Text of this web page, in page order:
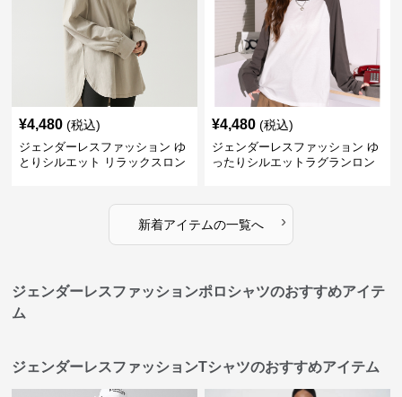
¥4,480 (税込)
ジェンダーレスファッション ゆ
とりシルエット リラックスロン
¥4,480 (税込)
ジェンダーレスファッション ゆ
ったりシルエットラグランロン
新着アイテムの一覧へ ›
ジェンダーレスファッションポロシャツのおすすめアイテ
ム
ジェンダーレスファッションTシャツのおすすめアイテム